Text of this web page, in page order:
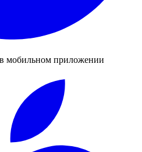
мобильном приложении